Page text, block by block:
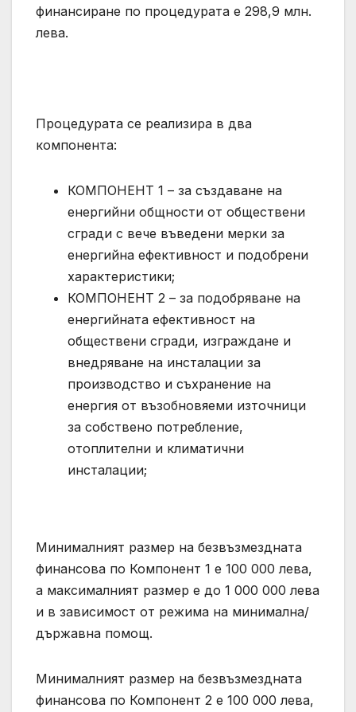
финансиране по процедурата е 298,9 млн.
лева.
Процедурата се реализира в два
компонента:
КОМПОНЕНТ 1 – за създаване на
енергийни общности от обществени
сгради с вече въведени мерки за
енергийна ефективност и подобрени
характеристики;
КОМПОНЕНТ 2 – за подобряване на
енергийната ефективност на
обществени сгради, изграждане и
внедряване на инсталации за
производство и съхранение на
енергия от възобновяеми източници
за собствено потребление,
отоплителни и климатични
инсталации;
Минималният размер на безвъзмездната
финансова по Компонент 1 е 100 000 лева,
а максималният размер е до 1 000 000 лева
и в зависимост от режима на минимална/
държавна помощ.
Минималният размер на безвъзмездната
финансова по Компонент 2 е 100 000 лева,